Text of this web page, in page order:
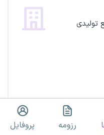
تولیدی
رزومه پروفایل